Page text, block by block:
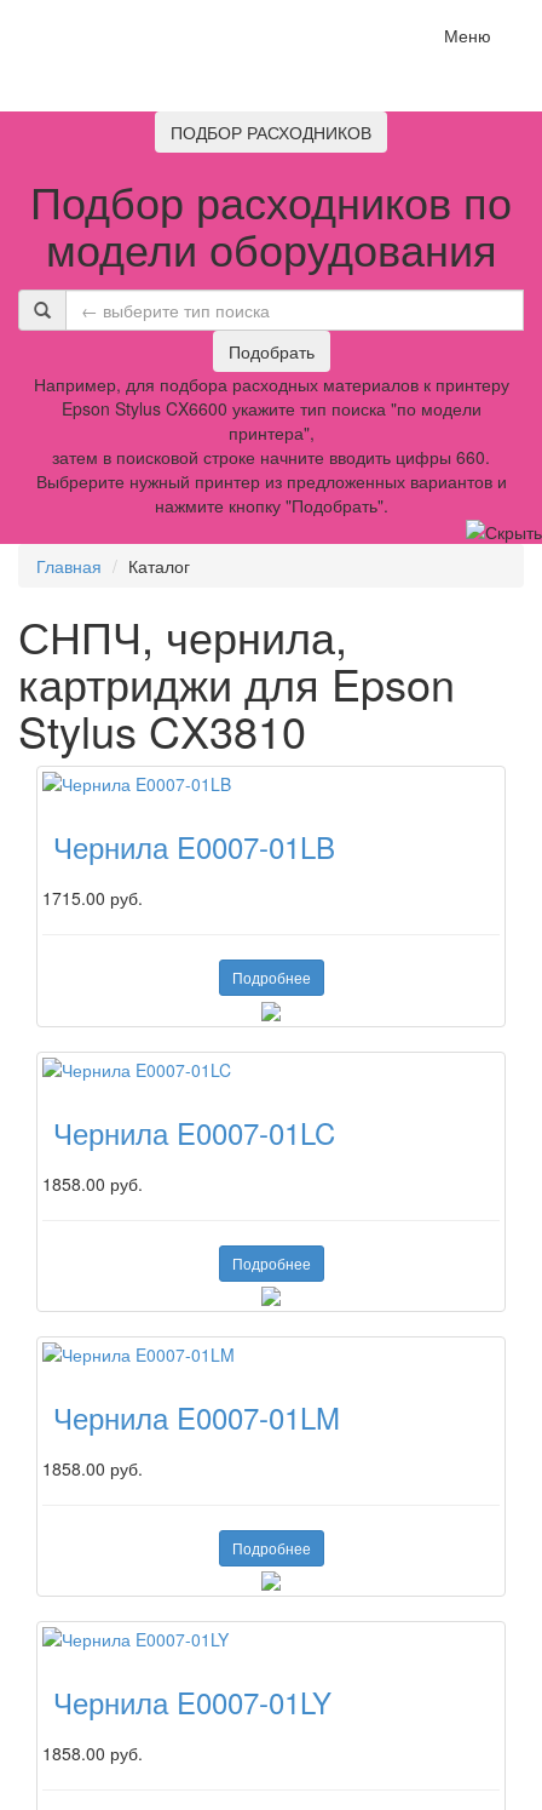
Меню
ПОДБОР РАСХОДНИКОВ
Подбор расходников по
модели оборудования
Подобрать
Например, для подбора расходных материалов к принтеру
Epson Stylus CX6600 укажите тип поиска "по модели
принтера",
затем в поисковой строке начните вводить цифры 660.
Выбрерите нужный принтер из предложенных вариантов и
нажмите кнопку "Подобрать".
Главная Каталог
СНПЧ, чернила,
картриджи для Epson
Stylus CX3810
Чернила E0007-01LB
1715.00 руб.
Подробнее
Чернила E0007-01LC
1858.00 руб.
Подробнее
Чернила E0007-01LM
1858.00 руб.
Подробнее
Чернила E0007-01LY
1858.00 руб.